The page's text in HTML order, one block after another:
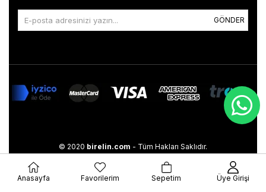
GÖNDER
© 2020 birelin.com - Tüm Hakları Saklıdır.
Anasayfa Favorilerim Sepetim Üye Girişi